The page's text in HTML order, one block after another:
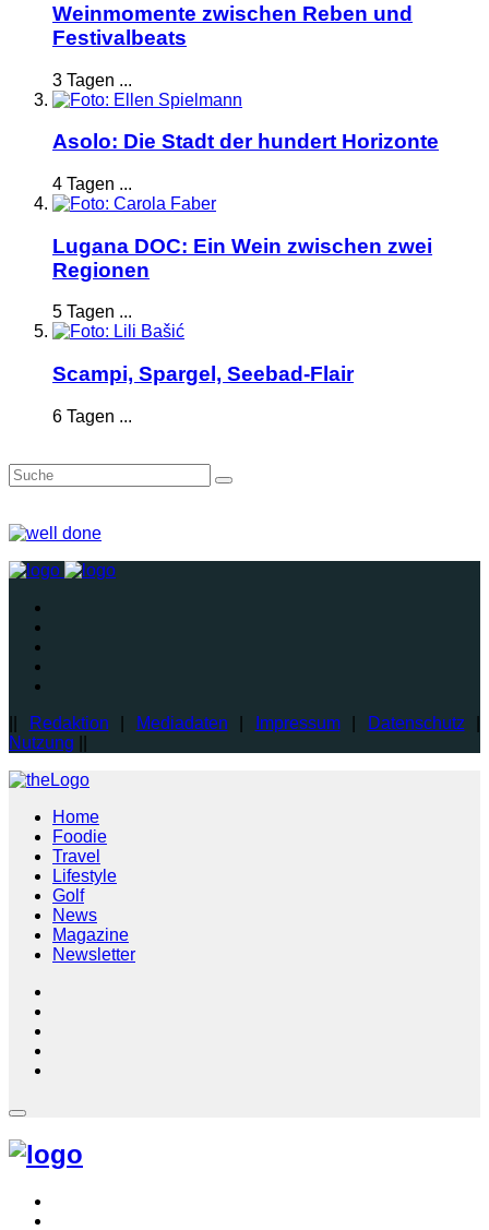
Weinmomente zwischen Reben und
Festivalbeats
3 Tagen ...
Asolo: Die Stadt der hundert Horizonte
4 Tagen ...
Lugana DOC: Ein Wein zwischen zwei
Regionen
5 Tagen ...
Scampi, Spargel, Seebad-Flair
6 Tagen ...
Redaktion Mediadaten Impressum| Datenschutz
Nutzung
Home
Foodie
Travel
Lifestyle
Golf
News
Magazine
Newsletter